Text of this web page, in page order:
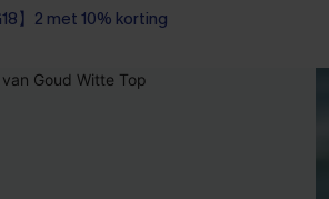
】2 met 10% korting